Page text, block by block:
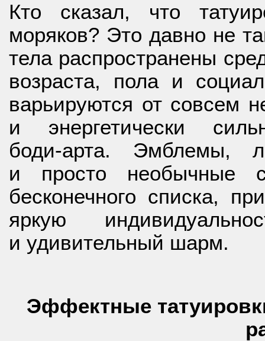
Кто сказал, что
моряков? Это давно не
тела распространены
возраста, пола и
варьируются от совсем
и энергетически
боди-арта. Эмблемы,
и просто необычные
бесконечного списка,
яркую
и удивительный шарм.
Эффектные